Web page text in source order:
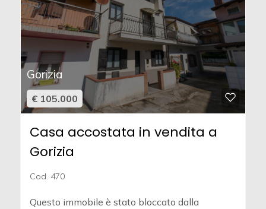
Gorizia
€ 105.000
Casa accostata in vendita a
Gorizia
Cod. 470
Questo immobile è stato bloccato dalla